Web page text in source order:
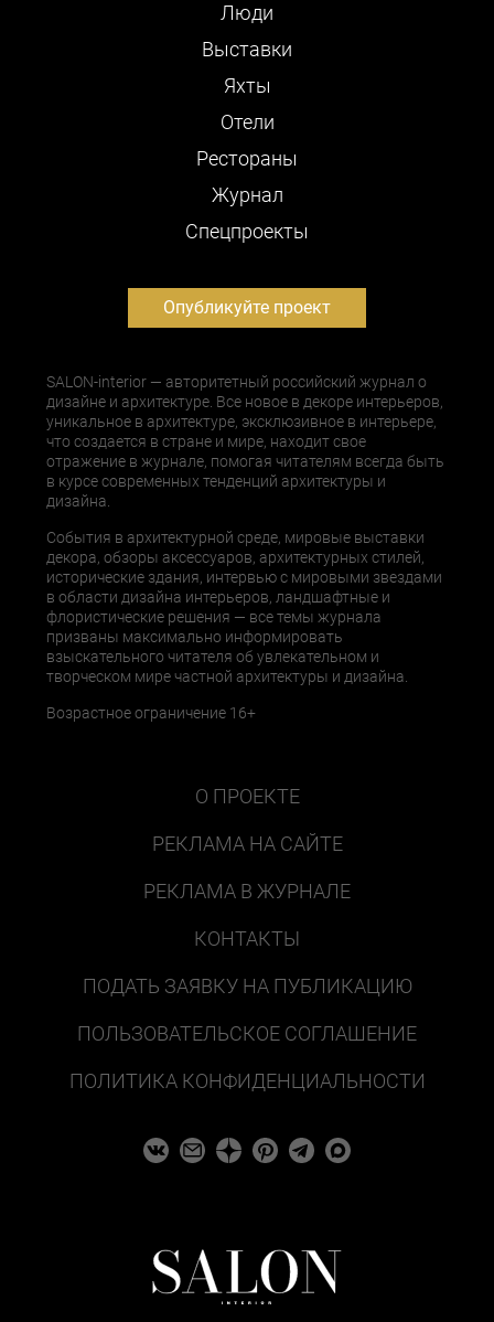
Люди
Выставки
Яхты
Отели
Рестораны
Журнал
Cпецпроекты
Опубликуйте проект
SALON-interior — авторитетный российский журнал о
дизайне и архитектуре. Все новое в декоре интерьеров,
уникальное в архитектуре, эксклюзивное в интерьере,
что создается в стране и мире, находит свое
отражение в журнале, помогая читателям всегда быть
в курсе современных тенденций архитектуры и
дизайна.
События в архитектурной среде, мировые выставки
декора, обзоры аксессуаров, архитектурных стилей,
исторические здания, интервью с мировыми звездами
в области дизайна интерьеров, ландшафтные и
флористические решения — все темы журнала
призваны максимально информировать
взыскательного читателя об увлекательном и
творческом мире частной архитектуры и дизайна.
Возрастное ограничение 16+
О ПРОЕКТЕ
РЕКЛАМА НА САЙТЕ
РЕКЛАМА В ЖУРНАЛЕ
КОНТАКТЫ
ПОДАТЬ ЗАЯВКУ НА ПУБЛИКАЦИЮ
ПОЛЬЗОВАТЕЛЬСКОЕ СОГЛАШЕНИЕ
ПОЛИТИКА КОНФИДЕНЦИАЛЬНОСТИ